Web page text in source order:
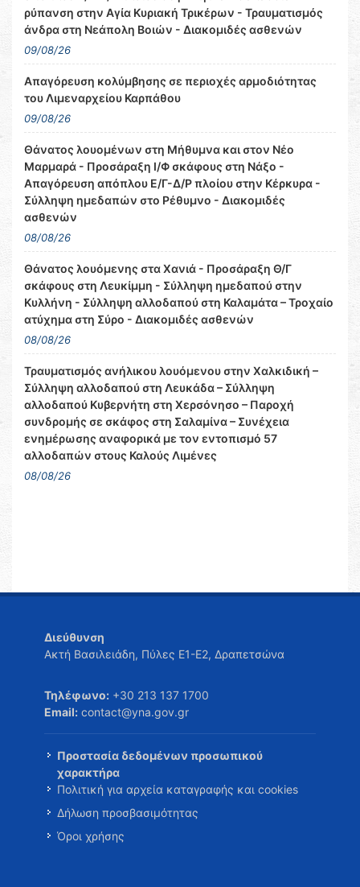
ρύπανση στην Αγία Κυριακή Τρικέρων - Τραυματισμός
άνδρα στη Νεάπολη Βοιών - Διακομιδές ασθενών
09/08/26
Απαγόρευση κολύμβησης σε περιοχές αρμοδιότητας
του Λιμεναρχείου Καρπάθου
09/08/26
Θάνατος λουομένων στη Μήθυμνα και στον Νέο
Μαρμαρά - Προσάραξη Ι/Φ σκάφους στη Νάξο -
Απαγόρευση απόπλου Ε/Γ-Δ/Ρ πλοίου στην Κέρκυρα -
Σύλληψη ημεδαπών στο Ρέθυμνο - Διακομιδές
ασθενών
08/08/26
Θάνατος λουόμενης στα Χανιά - Προσάραξη Θ/Γ
σκάφους στη Λευκίμμη - Σύλληψη ημεδαπού στην
Κυλλήνη - Σύλληψη αλλοδαπού στη Καλαμάτα – Τροχαίο
ατύχημα στη Σύρο - Διακομιδές ασθενών
08/08/26
Τραυματισμός ανήλικου λουόμενου στην Χαλκιδική –
Σύλληψη αλλοδαπού στη Λευκάδα – Σύλληψη
αλλοδαπού Κυβερνήτη στη Χερσόνησο – Παροχή
συνδρομής σε σκάφος στη Σαλαμίνα – Συνέχεια
ενημέρωσης αναφορικά με τον εντοπισμό 57
αλλοδαπών στους Καλούς Λιμένες
08/08/26
Διεύθυνση
Ακτή Βασιλειάδη, Πύλες Ε1-Ε2, Δραπετσώνα
Τηλέφωνο: +30 213 137 1700
Email: contact@yna.gov.gr
Προστασία δεδομένων προσωπικού
χαρακτήρα
Πολιτική για αρχεία καταγραφής και cookies
Δήλωση προσβασιμότητας
Όροι χρήσης